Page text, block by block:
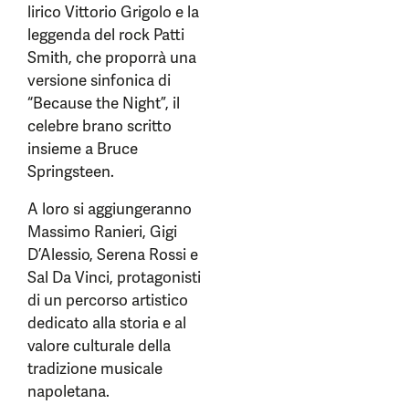
lirico Vittorio Grigolo e la
leggenda del rock Patti
Smith, che proporrà una
versione sinfonica di
“Because the Night”, il
celebre brano scritto
insieme a Bruce
Springsteen.
A loro si aggiungeranno
Massimo Ranieri, Gigi
D’Alessio, Serena Rossi e
Sal Da Vinci, protagonisti
di un percorso artistico
dedicato alla storia e al
valore culturale della
tradizione musicale
napoletana.